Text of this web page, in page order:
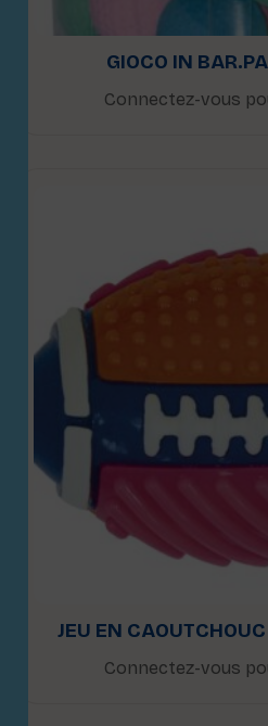
GIOCO IN
Connectez-vous
JEU EN
Connectez-vous